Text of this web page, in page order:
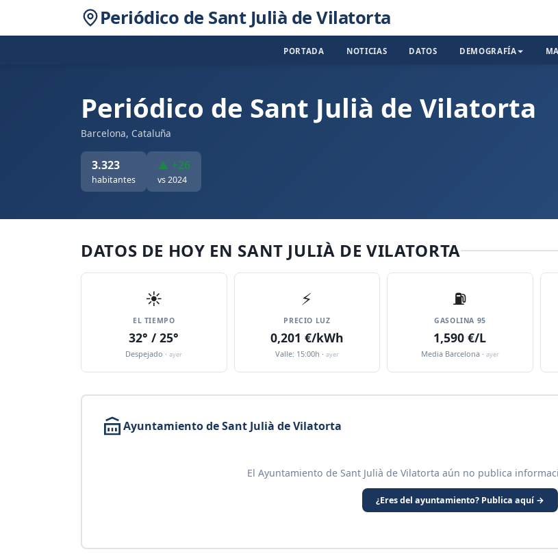
Periódico de Sant Julià de Vilatorta
PORTADA NOTICIAS DATOS DEMOGRAFÍA
Periódico de Sant Julià de Vilatorta
Barcelona, Cataluña
3.323
habitantes
▲ +26
vs 2024
DATOS DE HOY EN SANT JULIÀ DE VILATORTA
☀️
EL TIEMPO
32° / 25°
Despejado ·ayer
⚡
PRECIO LUZ
0,201 €/kWh
Valle: 15:00h · ayer
⛽️
GASOLINA 95
1,590 €/L
Media Barcelona · ayer
Ayuntamiento de Sant Julià de Vilatorta
El Ayuntamiento de Sant Julià de Vilatorta aún no publica
¿Eres del ayuntamiento? Publica aquí →